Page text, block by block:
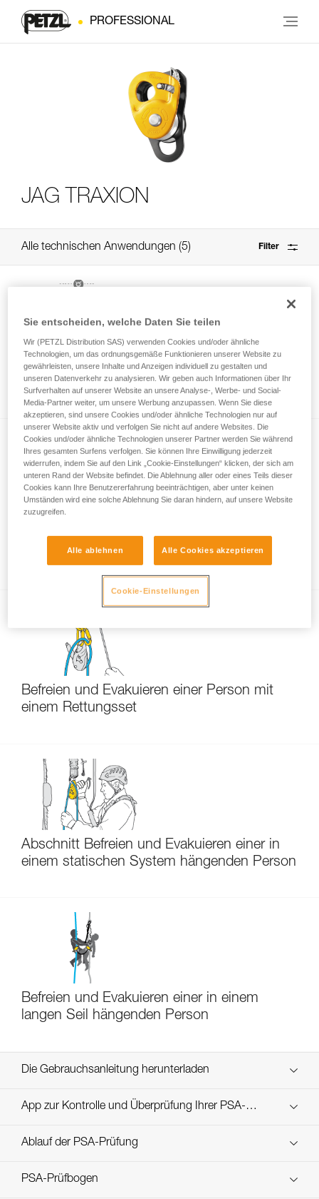
PROFESSIONAL
JAG TRAXION
Alle technischen Anwendungen 5 Filter
Das Übersetzungsverhältnis eines
Flaschenzugs berechnen
Effizienztests und Wirkungsgrad von
Flaschenzügen mit MAESTRO, I’D S, PRO
TRAXION, ROLLCLIP usw.
Befreien und Evakuieren einer Person mit
einem Rettungsset
Abschnitt Befreien und Evakuieren einer in
einem statischen System hängenden Person
Befreien und Evakuieren einer in einem
langen Seil hängenden Person
Die Gebrauchsanleitung herunterladen
Technical Notice
App zur Kontrolle und Überprüfung Ihrer PSA-
Bestände Entdecken Sie ePPEcentre
Ablauf der PSA-Prüfung
verif-EPI-poulies_bloqueurs-procedure_DE
PSA-Prüfbogen
Sie entscheiden, welche Daten Sie teilen
Wir (PETZL Distribution SAS) verwenden Cookies und/oder ähnliche
Technologien, um das ordnungsgemäße Funktionieren unserer Website zu
gewährleisten, unsere Inhalte und Anzeigen individuell zu gestalten und
unseren Datenverkehr zu analysieren. Wir geben auch Informationen über Ihr
Surfverhalten auf unserer Website an unsere Analyse-, Werbe- und Social-
Media-Partner weiter, um unsere Werbung anzupassen. Wenn Sie diese
akzeptieren, sind unsere Cookies und/oder ähnliche Technologien nur auf
unserer Website aktiv und verfolgen Sie nicht auf andere Websites. Die
Cookies und/oder ähnliche Technologien unserer Partner werden Sie während
Ihres gesamten Surfens verfolgen. Sie können Ihre Einwilligung jederzeit
widerrufen, indem Sie auf den Link „Cookie-Einstellungen“ klicken, der sich am
unteren Rand der Website befindet. Die Ablehnung aller oder eines Teils dieser
Cookies kann Ihre Benutzererfahrung beeinträchtigen, aber unter keinen
Umständen wird eine solche Ablehnung Sie daran hindern, auf unsere Website
zuzugreifen.
Alle ablehnen Alle Cookies akzeptieren
Cookie-Einstellungen